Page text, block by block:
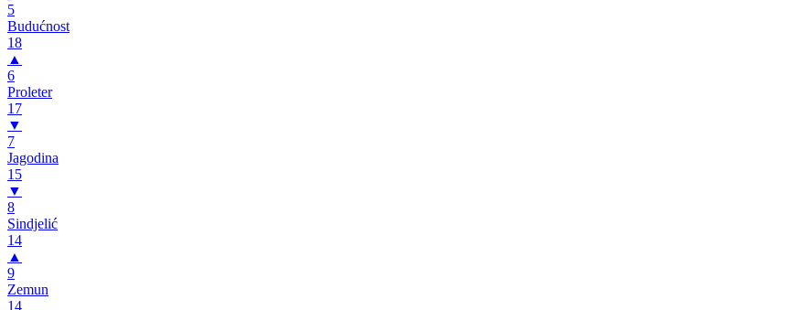
5
Budućnost
18
▲
6
Proleter
17
▼
7
Jagodina
15
▼
8
Sindjelić
14
▲
9
Zemun
14